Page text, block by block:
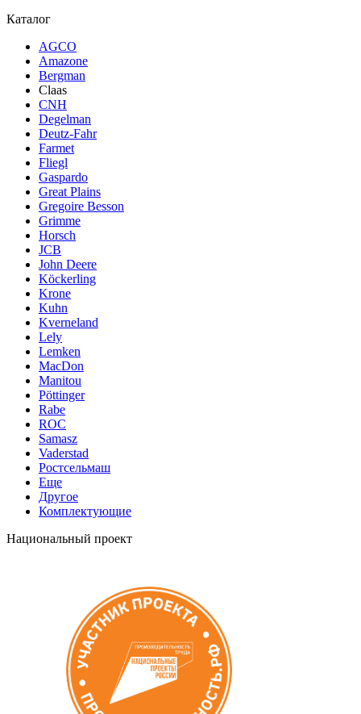
Каталог
AGCO
Amazone
Bergman
Claas
CNH
Degelman
Deutz-Fahr
Farmet
Fliegl
Gaspardo
Great Plains
Gregoire Besson
Grimme
Horsch
JCB
John Deere
Köckerling
Krone
Kuhn
Kverneland
Lely
Lemken
MacDon
Manitou
Pöttinger
Rabe
ROC
Samasz
Vaderstad
Ростсельмаш
Еще
Другое
Комплектующие
Национальный проект